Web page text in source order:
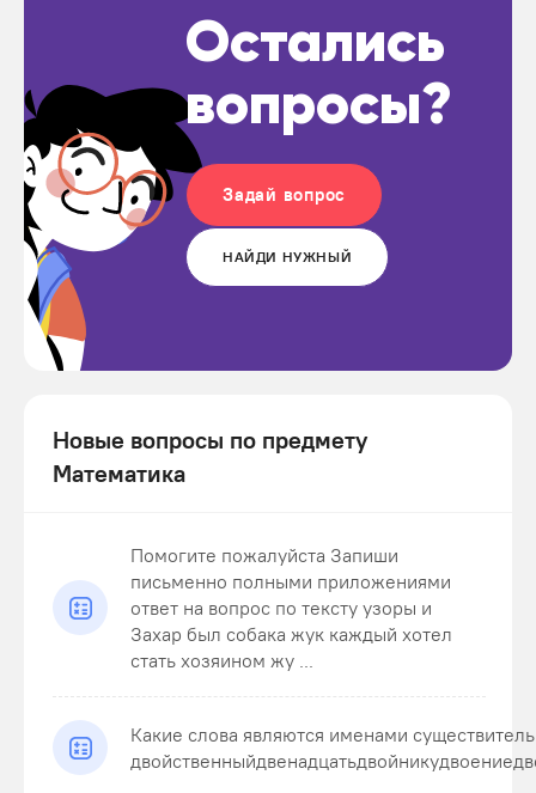
Остались
вопросы?
Задай вопрос
НАЙДИ НУЖНЫЙ
Новые вопросы по предмету
Математика
Помогите пожалуйста Запиши
письменно полными приложениями
ответ на вопрос по тексту узоры и
Захар был собака жук каждый хотел
стать хозяином жу ...
Какие слова являются именами